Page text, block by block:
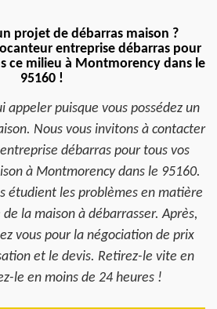
projet de débarras maison ?
entreprise débarras pour
ce milieu à Montmorency dans le
95160 !
appeler puisque vous possédez un
Nous vous invitons à contacter
débarras pour tous vos
à Montmorency dans le 95160.
étudient les problèmes en matière
de la maison à débarrasser. Après,
vous pour la négociation de prix
et le devis. Retirez-le vite en
le en moins de 24 heures !